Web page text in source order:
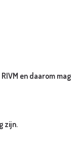
en daarom mag
zijn.